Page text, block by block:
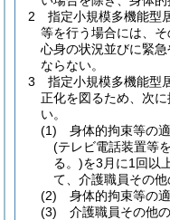
2
指定小規模多機能型
等を行う場合には、
心身の状況並びに緊
ならない。
3
指定小規模多機能型
正化を図るため、次
い。
(1)
身体的拘束等の
(テレビ電話装置等
る。)を3月に1回以
て、介護職員その他
(2)
身体的拘束等の
(3)
介護職員その他